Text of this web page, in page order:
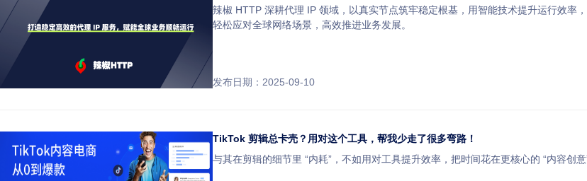
辣椒 HTTP 深耕代理 IP 领域，以真实节点筑牢稳定根基，用智能技术提升运行效
轻松应对全球网络场景，高效推进业务发展。
发布日期：2025-09-10
TikTok 剪辑总卡壳？用对这个工具，帮我少走了很多弯路！
与其在剪辑的细节里 “内耗”，不如用对工具提升效率，把时间花在更核心的 “内容创